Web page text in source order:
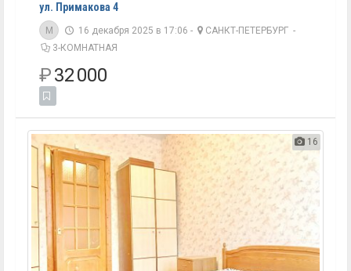
ул. Примакова 4
M 16 декабря 2025 в 17:06 - САНКТ-ПЕТЕРБУРГ -
3-КОМНАТНАЯ
₽32 000
16